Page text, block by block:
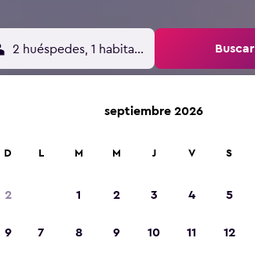
2 huéspedes, 1 habitación Buscar
D
2
9
septiembre 2026
L M M J V S
1 2 3 4 5
7 8 9 10 11 12